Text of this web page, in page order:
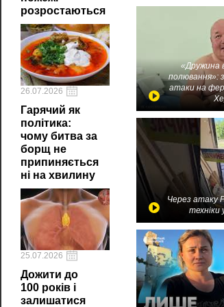
розростаються
26.07.2026
Гарячий як
політика:
чому битва за
борщ не
припиняється
ні на хвилину
25.07.2026
Дожити до
100 років і
залишатися
«Дружина
полювання»:
атаки на
Через атаку
техніки